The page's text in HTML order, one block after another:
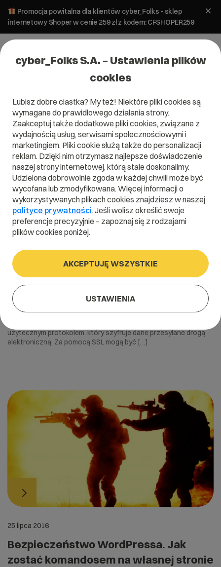
Promocja powitalna dla klientów cyber_Folks - sklep
internetowy Shoper w cenie 259 zł z kodem: CFSHOPER259
#google chrome
19 września 2016
5 powodów, dla których warto przejść
na SSL
użytecznym protokołem, który szyfruje dane przesyłane drogą
elektroniczną. Za pomocą SSL mogą być […]
25 lipca 2016
Bezpieczeństwo WordPressa. Jak
zostać komandosem na własnej stronie
cyber_Folks S.A. – Ustawienia plików
cookies
Lubisz dobre ciastka? My też! Niektóre pliki cookies są
wymagane do prawidłowego działania strony.
Zaakceptuj także dodatkowe pliki cookies, związane z
wydajnością usług, serwisami społecznościowymi i
marketingiem. Pliki cookie służą także do personalizacji
reklam. Dzięki nim otrzymasz najlepsze doświadczenie
naszej strony internetowej, którą stale doskonalimy.
Udzielona dobrowolnie zgoda w każdej chwili może być
wycofana lub zmodyfikowana. Więcej informacji o
wykorzystywanych plikach cookies znajdziesz w naszej
polityce prywatności. Jeśli wolisz określić swoje
preferencje precyzyjnie – zapoznaj się z rodzajami
plików cookies poniżej.
AKCEPTUJĘ WSZYSTKIE
USTAWIENIA